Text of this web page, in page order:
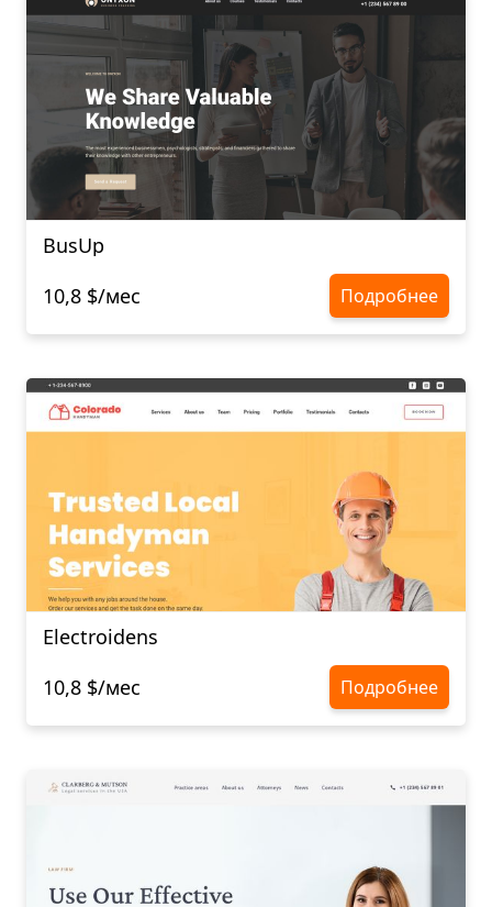
BusUp
10,8 $/мес
Подробнее
Electroidens
10,8 $/мес
Подробнее